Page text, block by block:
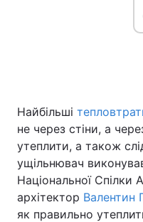
Найбільші
не через стіни, а
утеплити, а також
ущільнювач
Національної Спілки
архітектор Валентин
як правильно